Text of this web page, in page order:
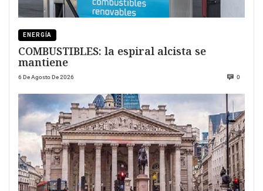
ENERGÍA
COMBUSTIBLES: la espiral alcista se
mantiene
6 De Agosto De 2026 0